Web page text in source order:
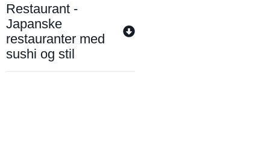
Restaurant -
Japanske
restauranter med
sushi og stil